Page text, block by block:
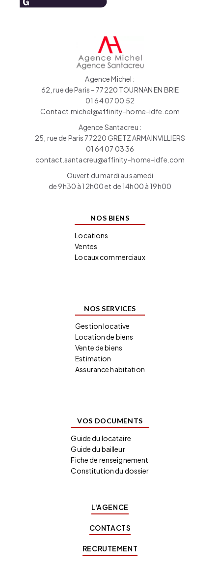
Agence Michel :
62, rue de Paris – 77220 TOURNAN EN BRIE
01 64 07 00 52
Contact.michel@affinity-home-idfe.com
Agence Santacreu :
25, rue de Paris 77220 GRETZ ARMAINVILLIERS
01 64 07 03 36
contact.santacreu@affinity-home-idfe.com
Ouvert du mardi au samedi
de 9h30 à 12h00 et de 14h00 à 19h00
NOS BIENS
Locations
Ventes
Locaux commerciaux
NOS SERVICES
Gestion locative
Location de biens
Vente de biens
Estimation
Assurance habitation
VOS DOCUMENTS
Guide du locataire
Guide du bailleur
Fiche de renseignement
Constitution du dossier
L'AGENCE
CONTACTS
RECRUTEMENT